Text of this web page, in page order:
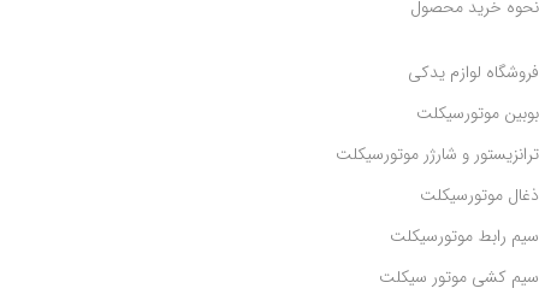
نحوه خرید محصول
فروشگاه لوازم یدکی
بوبین موتورسیکلت
ترانزیستور و شارژر موتورسیکلت
ذغال موتورسیکلت
سیم رابط موتورسیکلت
سیم کشی موتور سیکلت